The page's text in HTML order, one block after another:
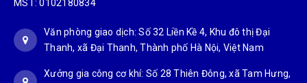
MST: 0102180834
Văn phòng giao dịch: Số 32 Liền Kề 4, Khu đô thị Đại
Thanh, xã Đại Thanh, Thành phố Hà Nội, Việt Nam
Xưởng gia công cơ khí: Số 28 Thiên Đông, xã Tam Hưng,